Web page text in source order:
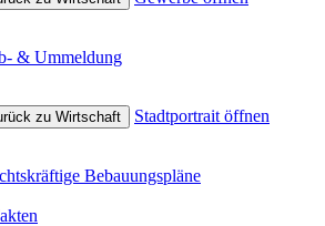
& Ummeldung
zu Wirtschaft
Stadtportrait öffnen
Bebauungspläne